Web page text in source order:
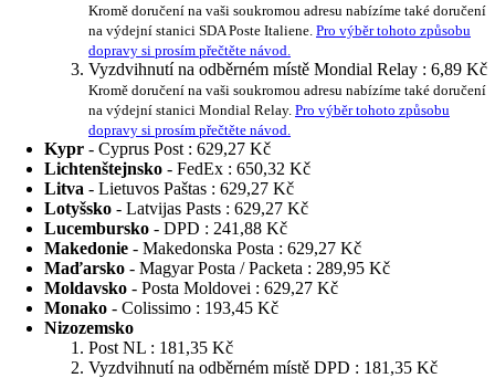
Kromě doručení na vaši soukromou adresu nabízíme také doručení
na výdejní stanici SDA Poste Italiene. Pro výběr tohoto způsobu
dopravy si prosím přečtěte návod.
Vyzdvihnutí na odběrném místě Mondial Relay : 6,89 Kč
Kromě doručení na vaši soukromou adresu nabízíme také doručení
na výdejní stanici Mondial Relay. Pro výběr tohoto způsobu
dopravy si prosím přečtěte návod.
Kypr - Cyprus Post : 629,27 Kč
Lichtenštejnsko - FedEx : 650,32 Kč
Litva - Lietuvos Paštas : 629,27 Kč
Lotyšsko - Latvijas Pasts : 629,27 Kč
Lucembursko - DPD : 241,88 Kč
Makedonie - Makedonska Posta : 629,27 Kč
Maďarsko - Magyar Posta / Packeta : 289,95 Kč
Moldavsko - Posta Moldovei : 629,27 Kč
Monako - Colissimo : 193,45 Kč
Nizozemsko
Post NL : 181,35 Kč
Vyzdvihnutí na odběrném místě DPD : 181,35 Kč